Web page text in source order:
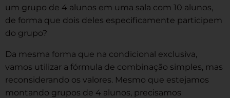
um grupo de 4 alunos em uma sala com 10 alunos,
de forma que dois deles especificamente participem
do grupo?
Da mesma forma que na condicional exclusiva,
vamos utilizar a fórmula de combinação simples, mas
reconsiderando os valores. Mesmo que estejamos
montando grupos de 4 alunos, precisamos